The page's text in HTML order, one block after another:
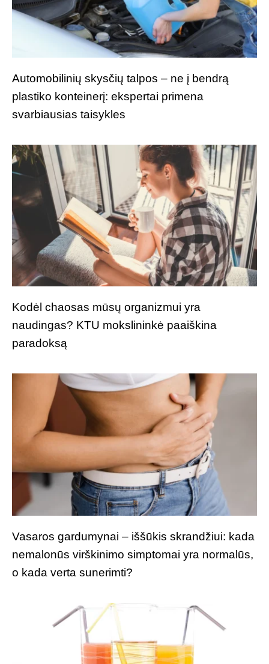
Automobilinių skysčių talpos – ne į bendrą
plastiko konteinerį: ekspertai primena
svarbiausias taisykles
Kodėl chaosas mūsų organizmui yra
naudingas? KTU mokslininkė paaiškina
paradoksą
Vasaros gardumynai – iššūkis skrandžiui: kada
nemalonūs virškinimo simptomai yra normalūs,
o kada verta sunerimti?